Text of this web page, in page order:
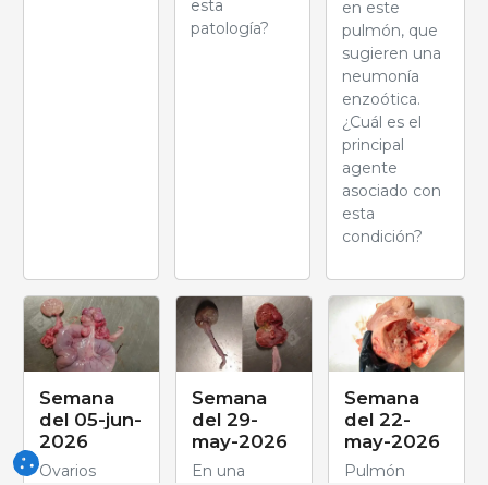
esta
patología?
en este
pulmón, que
sugieren una
neumonía
enzoótica.
¿Cuál es el
principal
agente
asociado con
esta
condición?
Semana
del 05-jun-
2026
Ovarios
Semana
del 29-
may-2026
En una
Semana
del 22-
may-2026
Pulmón